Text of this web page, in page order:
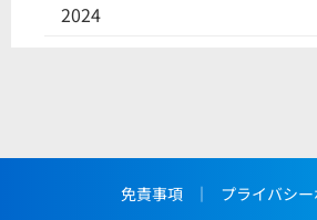
2024
免責事項 ｜ プライバシ